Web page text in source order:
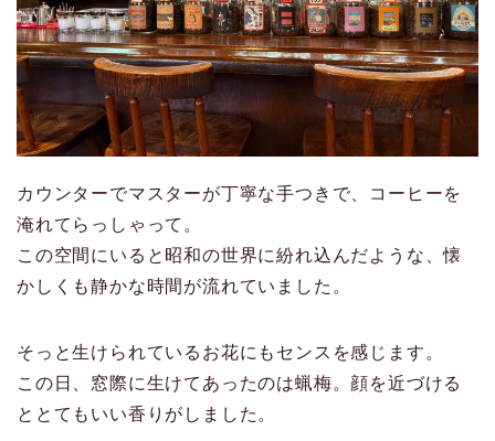
カウンターでマスターが丁寧な手つきで、コーヒーを
淹れてらっしゃって。
この空間にいると昭和の世界に紛れ込んだような、懐
かしくも静かな時間が流れていました。
そっと生けられているお花にもセンスを感じます。
この日、窓際に生けてあったのは蝋梅。顔を近づける
ととてもいい香りがしました。